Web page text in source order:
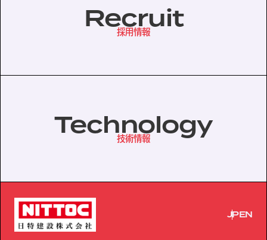
このサイトの使い方Recruit
採用情報
Technology
技術情報
JPEN